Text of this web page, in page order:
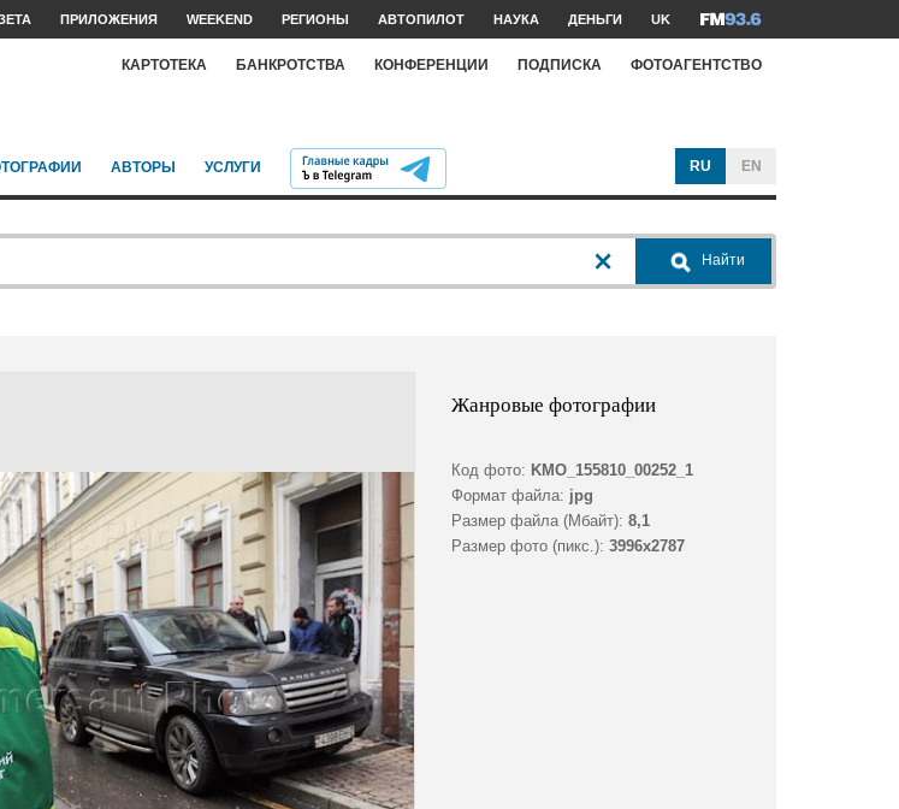
ПРИЛОЖЕНИЯ WEEKEND РЕГИОНЫ АВТОПИЛОТ НАУКА ДЕНЬГИ UK
КАРТОТЕКА БАНКРОТСТВА КОНФЕРЕНЦИИ ПОДПИСКА ФОТОАГЕНТСТВО
АВТОРЫ УСЛУГИ RU EN
Найти
Жанровые фотографии
Код фото: KMO_155810_00252_1
Формат файла: jpg
Размер файла (Мбайт): 8,1
Размер фото (пикс.): 3996x2787